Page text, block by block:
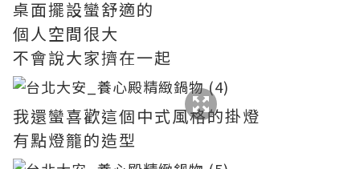
桌面擺設蠻舒適的
個人空間很大
不會說大家擠在一起
我還蠻喜歡這個中式風格的掛燈
有點燈籠的造型